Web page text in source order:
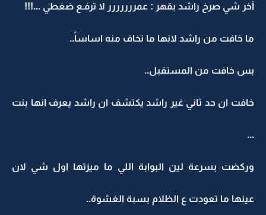
آخر شي صرخ راشد بقهر : عمررررررر لا ترفـع ضغطي ...!!!
ما خافت من راشد لانها ما تخاف منه اساساً..
بس خافت من المستقبل..
خافت ان حد ثاني غير راشد يكتشف ان راشد يعرف انها بنت
...
وركضت بسرعة لين البوابة اللي ما ميزتها اول شي لان
عينها ما تعودت ع الظلام بسبة الغشوة..